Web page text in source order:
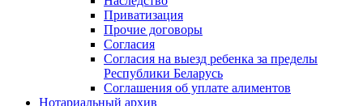
Приватизация
Прочие договоры
Согласия
Согласия на выезд ребенка за пределы
Республики Беларусь
Соглашения об уплате алиментов
Нотариальный архив